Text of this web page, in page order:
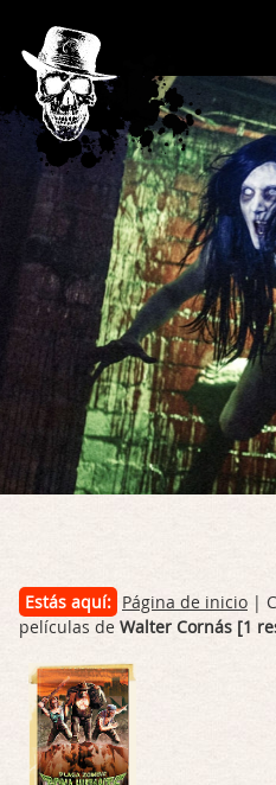
Estás aquí: Página de inicio |
películas de Walter Cornás [1